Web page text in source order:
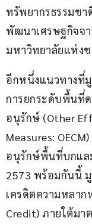
ทรัพยากรธรรมชา
พัฒนาเศรษฐกิจจา
มหาวิทยาลัยแห่งช
อีกหนึ่งแนวทางที่
การยกระดับพื้นที่
อนุรักษ์ (Other
Measures:
อนุรักษ์พื้นที่บกแล
2573 พร้อมกันนี้ มู
เครดิตความหลา
Credit) ภายใต้มา